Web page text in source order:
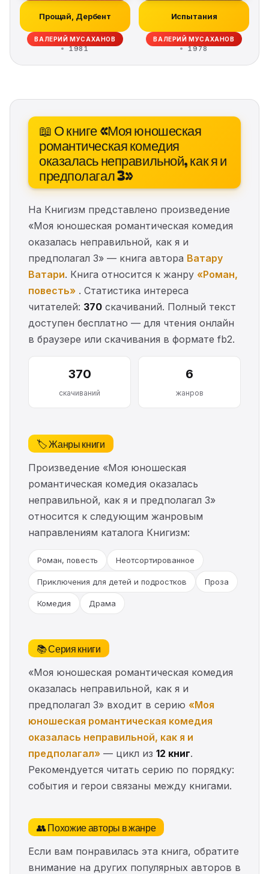
Прощай, Дербент
ВАЛЕРИЙ МУСАХАНОВ
1981
Испытания
ВАЛЕРИЙ МУСАХАНОВ
1978
📖 О книге «Моя юношеская
романтическая комедия
оказалась неправильной, как я и
предполагал 3»
На Книгизм представлено произведение
«Моя юношеская романтическая комедия
оказалась неправильной, как я и
предполагал 3» — книга автора Ватару
Ватари. Книга относится к жанру «Роман,
повесть» . Статистика интереса
читателей: 370 скачиваний. Полный текст
доступен бесплатно — для чтения онлайн
в браузере или скачивания в формате fb2.
370
скачиваний
6
жанров
🏷️ Жанры книги
Произведение «Моя юношеская
романтическая комедия оказалась
неправильной, как я и предполагал 3»
относится к следующим жанровым
направлениям каталога Книгизм:
Роман, повесть Неотсортированное
Приключения для детей и подростков Проза
Комедия Драма
📚 Серия книги
«Моя юношеская романтическая комедия
оказалась неправильной, как я и
предполагал 3» входит в серию «Моя
юношеская романтическая комедия
оказалась неправильной, как я и
предполагал» — цикл из 12 книг.
Рекомендуется читать серию по порядку:
события и герои связаны между книгами.
👥 Похожие авторы в жанре
Если вам понравилась эта книга, обратите
внимание на других популярных авторов в